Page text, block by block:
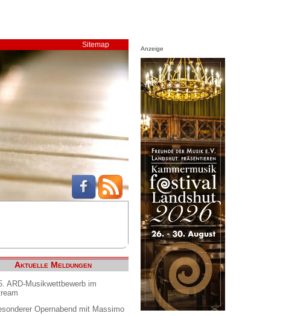
Sitemap
Aktuelle Meldungen
ARD-Musikwettbewerb im
Opernabend mit Massimo
Anzeige